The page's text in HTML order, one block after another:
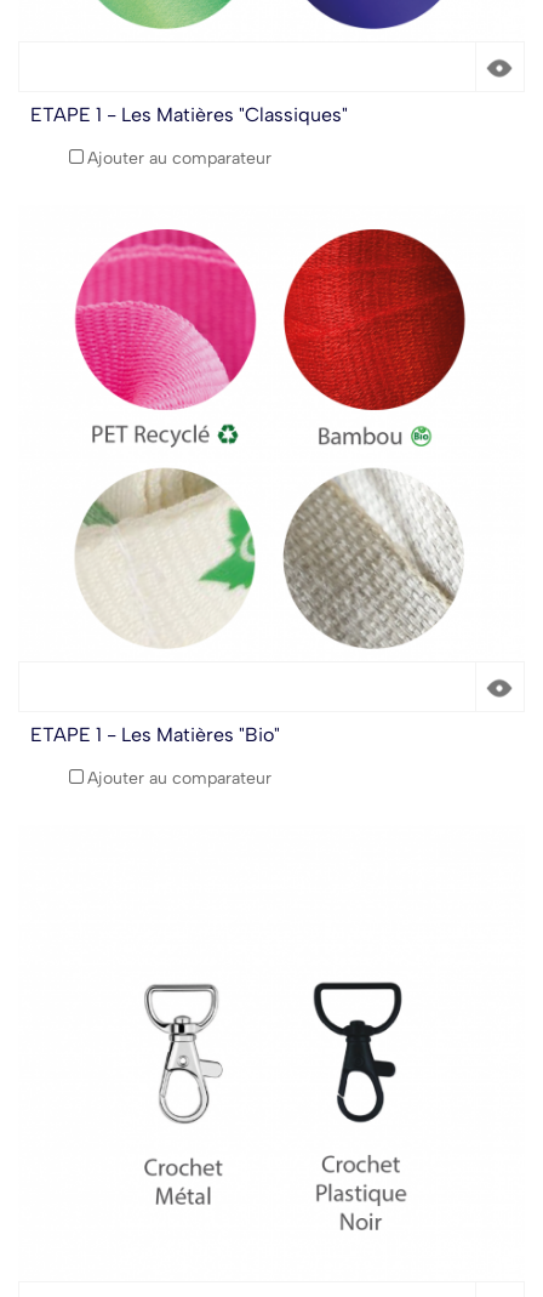
ETAPE 1 - Les Matières "Classiques"
Ajouter au comparateur
ETAPE 1 - Les Matières "Bio"
Ajouter au comparateur